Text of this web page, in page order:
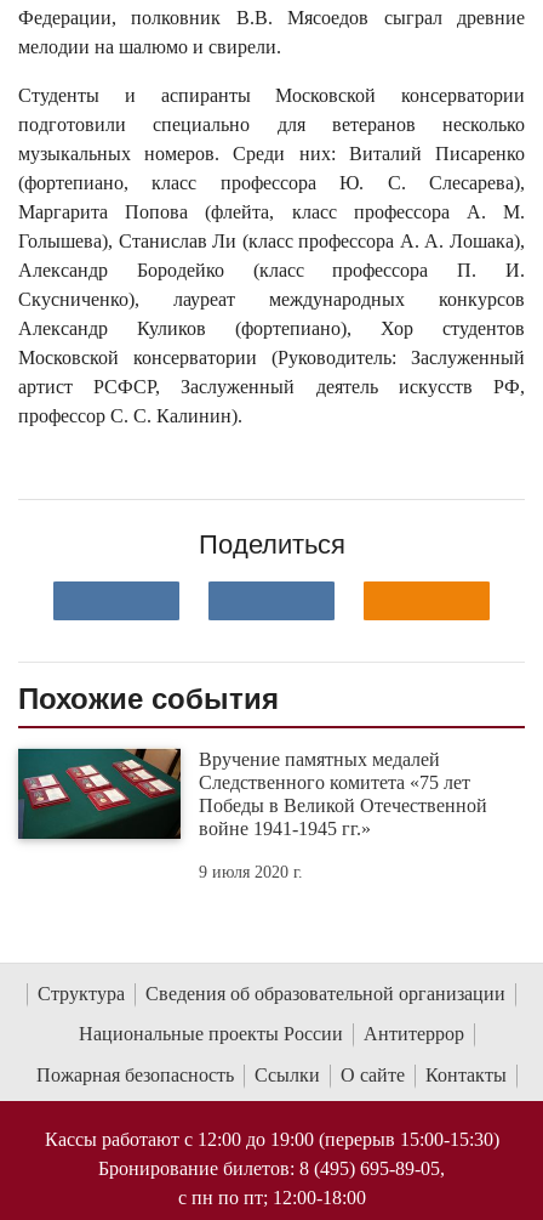
Федерации, полковник В.В. Мясоедов сыграл древние
мелодии на шалюмо и свирели.
Студенты и аспиранты Московской консерватории
подготовили специально для ветеранов несколько
музыкальных номеров. Среди них: Виталий Писаренко
(фортепиано, класс профессора Ю. С. Слесарева),
Маргарита Попова (флейта, класс профессора А. М.
Голышева), Станислав Ли (класс профессора А. А. Лошака),
Александр Бородейко (класс профессора П. И.
Скусниченко), лауреат международных конкурсов
Александр Куликов (фортепиано), Хор студентов
Московской консерватории (Руководитель: Заслуженный
артист РСФСР, Заслуженный деятель искусств РФ,
профессор С. С. Калинин).
Поделиться
Похожие события
Вручение памятных медалей
Следственного комитета «75 лет
Победы в Великой Отечественной
войне 1941-1945 гг.»
9 июля 2020 г.
Структура
Сведения об образовательной организации
Национальные проекты России
Антитеррор
Пожарная безопасность
Ссылки О сайте Контакты
Кассы работают с 12:00 до 19:00 (перерыв 15:00-15:30)
Бронирование билетов: 8 (495) 695-89-05,
с пн по пт; 12:00-18:00